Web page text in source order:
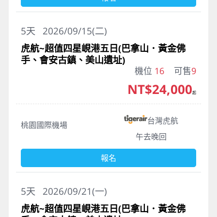
2026/09/15(二)
5天
虎航~超值四星峴港五日(巴拿山．黃金佛
手、會安古鎮、美山遺址)
機位 16 可售9
桃園國際機場
台灣虎航
午去晚回
NT$24,000起
報名
2026/09/21(一)
5天
虎航~超值四星峴港五日(巴拿山．黃金佛